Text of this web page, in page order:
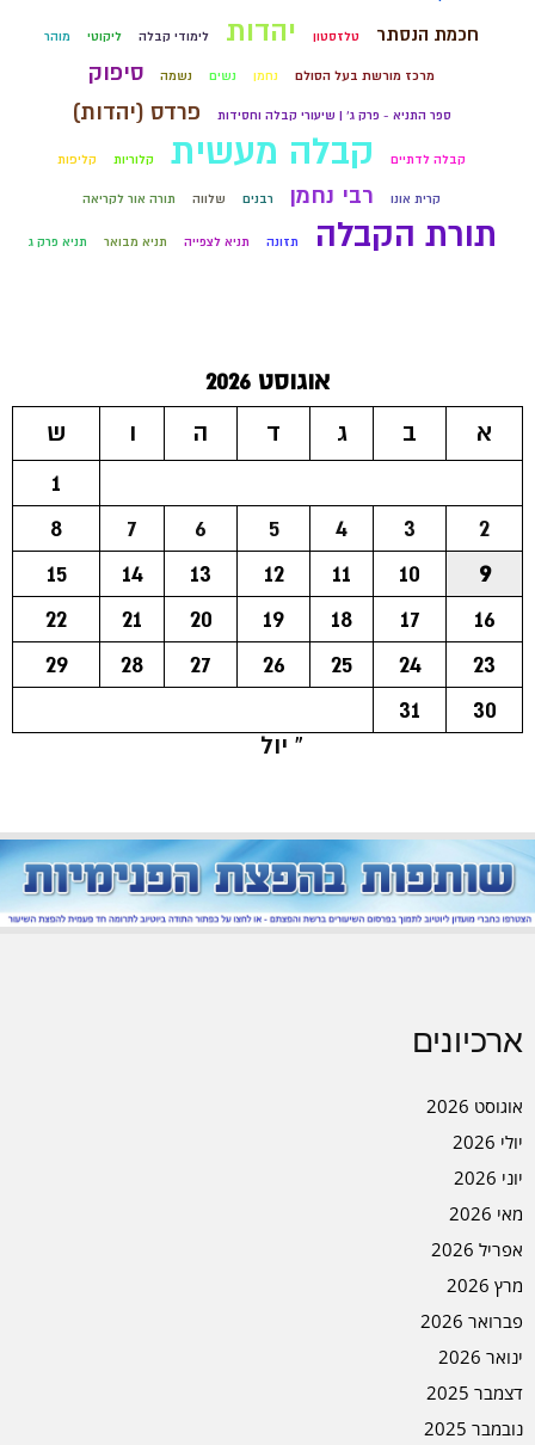
חכמת הנסתר טלזסטון יהדות לימודי קבלה ליקוטי מוהר
מרכז מורשת בעל הסולם נחמן נשים נשמה סיפוק
ספר התניא - פרק ג' | שיעורי קבלה וחסידות פרדס (יהדות)
קבלה לדתיים קבלה מעשית קלוריות קליפות
קרית אונו רבי נחמן רבנים שלווה תורה אור לקריאה
תורת הקבלה תזונה תניא לצפייה תניא מבואר תניא פרק ג
אוגוסט 2026
א
ב ג ד ה ו
ש
1
2
3
4
5
6
7
8
9
10
11
12
13
14
15
16
17
18
19
20
21
22
23
24
25
26
27
28
29
30
31
« יול
ארכיונים
אוגוסט 2026
יולי 2026
יוני 2026
מאי 2026
אפריל 2026
מרץ 2026
פברואר 2026
ינואר 2026
דצמבר 2025
נובמבר 2025